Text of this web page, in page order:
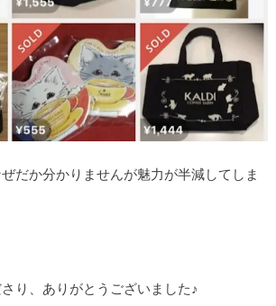
だか分かりませんが魅力が半減してしま
り、ありがとうございました♪